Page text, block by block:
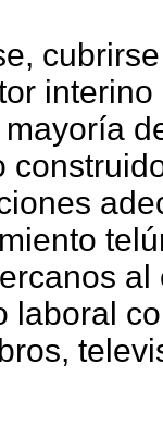
al
laboral